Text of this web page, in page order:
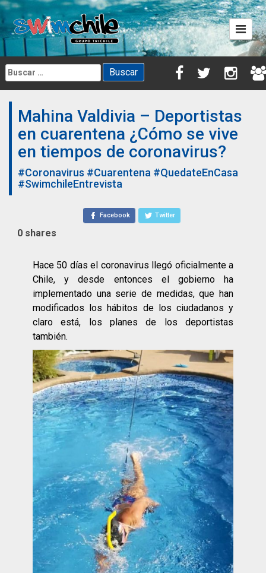
Skip
content
Buscar:
Mahina Valdivia – Deportistas
en cuarentena ¿Cómo se vive
en tiempos de coronavirus?
#Coronavirus #Cuarentena #QuedateEnCasa
#SwimchileEntrevista
Facebook Twitter
0 shares
Hace 50 días el coronavirus llegó oficialmente a
Chile, y desde entonces el gobierno ha
implementado una serie de medidas, que han
modificados los hábitos de los ciudadanos y
claro está, los planes de los deportistas
también.